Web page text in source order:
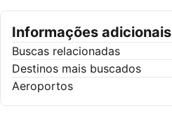
Informações adicionais
Buscas relacionadas
Destinos mais buscados
Aeroportos